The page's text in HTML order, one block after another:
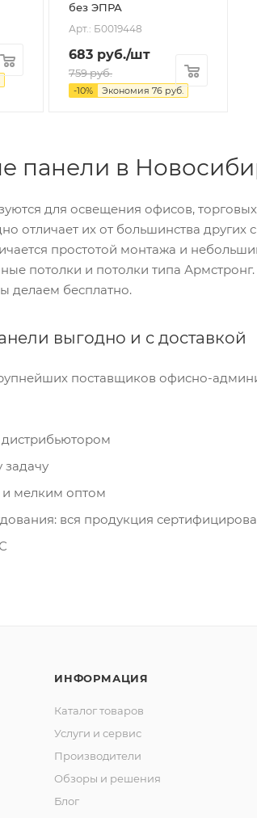
без ЭПРА
Арт.: Б0019448
683 руб./шт
759руб.
-10% Экономия 76 руб.
панели в
для освещения офисов,
отличает их от большинства других
простотой монтажа и
потолки и потолки типа Армстронг.
делаем бесплатно.
выгодно и с доставкой
поставщиков офисно-
мелким оптом
вся продукция
ИНФОРМАЦИЯ
Каталог товаров
Услуги и сервис
Производители
Обзоры и решения
Блог